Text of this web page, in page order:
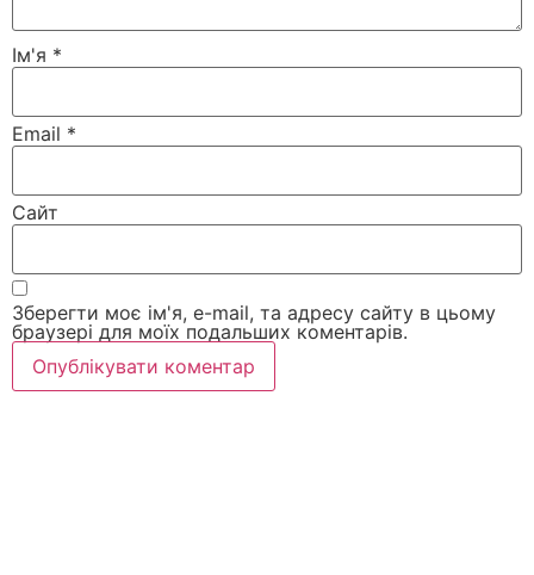
Ім'я *
Email *
Сайт
Зберегти моє ім'я, e-mail, та адресу сайту в цьому
браузері для моїх подальших коментарів.